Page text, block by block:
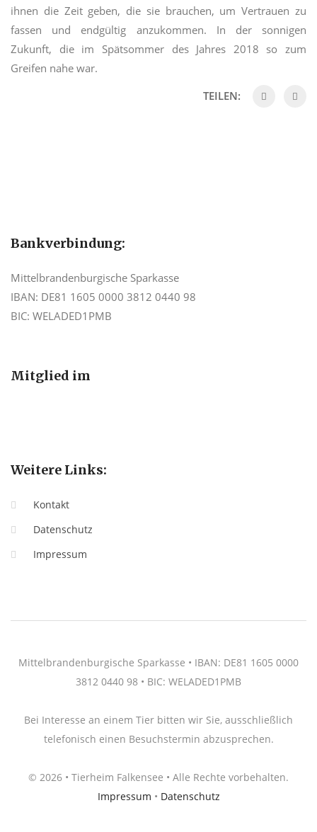
ihnen die Zeit geben, die sie brauchen, um Vertrauen zu
fassen und endgültig anzukommen. In der sonnigen
Zukunft, die im Spätsommer des Jahres 2018 so zum
Greifen nahe war.
TEILEN:
Bankverbindung:
Mittelbrandenburgische Sparkasse
IBAN: DE81 1605 0000 3812 0440 98
BIC: WELADED1PMB
Mitglied im
Weitere Links:
Kontakt
Datenschutz
Impressum
Mittelbrandenburgische Sparkasse • IBAN: DE81 1605 0000
3812 0440 98 • BIC: WELADED1PMB
Bei Interesse an einem Tier bitten wir Sie, ausschließlich
telefonisch einen Besuchstermin abzusprechen.
© 2026 • Tierheim Falkensee • Alle Rechte vorbehalten.
Impressum • Datenschutz